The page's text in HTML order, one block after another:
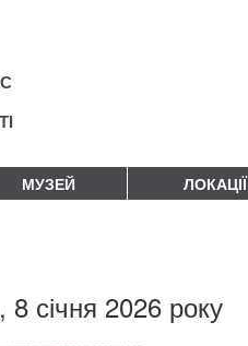
МУЗЕЙ ЛОКАЦІЇ
8 січня 2026 року